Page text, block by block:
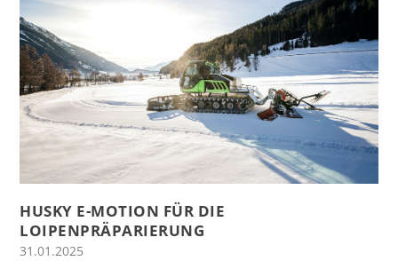
HUSKY E-MOTION FÜR DIE
LOIPENPRÄPARIERUNG
31.01.2025